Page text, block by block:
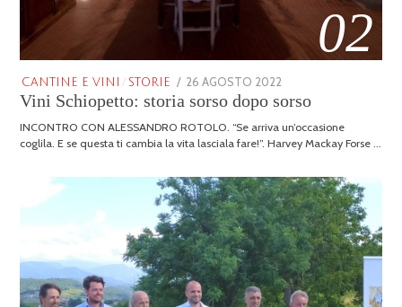
02
CANTINE E VINI / STORIE
POSTED
ON
26 AGOSTO 2022
GENNAIO
Vini Schiopetto: storia sorso dopo sorso
INCONTRO CON ALESSANDRO ROTOLO. “Se arriva un’occasione
coglila. E se questa ti cambia la vita lasciala fare!”. Harvey Mackay Forse …